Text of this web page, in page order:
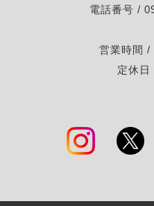
電話番号 /
営業時間 /
定休日